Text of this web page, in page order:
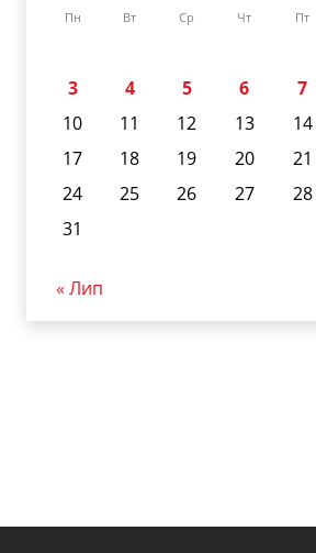
Пн Вт Ср Чт Пт
3
4 5 6 7
10
11 12 13 14
17
18 19 20 21
24
25 26 27 28
31
« Лип